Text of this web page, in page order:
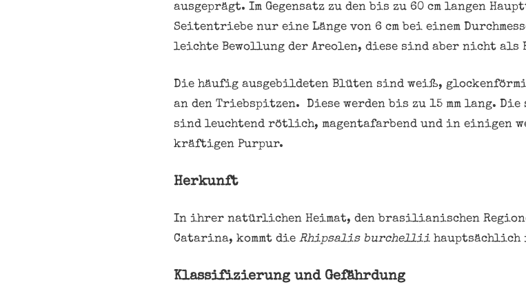
ausgeprägt. Im Gegensatz zu den bis zu 60 cm langen
Seitentriebe nur eine Länge von 6 cm bei einem
leichte Bewollung der Areolen, diese sind aber nicht als
Die häufig ausgebildeten Blüten sind weiß,
an den Triebspitzen. Diese werden bis zu 15 mm lang.
sind leuchtend rötlich, magentafarbend und in einigen
kräftigen Purpur.
Herkunft
In ihrer natürlichen Heimat, den brasilianischen
Catarina, kommt die Rhipsalis burchellii hauptsächlich
Klassifizierung und Gefährdung